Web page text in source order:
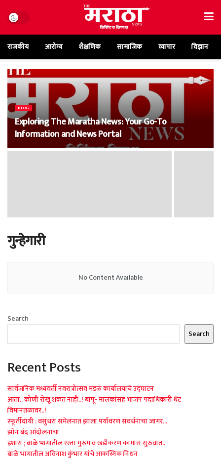
राजकीय आरोग्य शैक्षणिक सामाजिक व्यापार विज्ञान
BLOG
Exploring The Maratha News: Your Go-To
Information and News Portal
गुन्हेगारी
No Content Available
Search
Search
Recent Posts
सार्वजनिक मध्यवर्ती नवरात्रोत्सव मंडळ कार्यालयाचे उद्घाटन
आता.. कोणी रोखू शकत नाही..! बापू- मालकांसह भाजप पदाधिकारी थेट
विमानतळावर..!
स्फूर्तीदायी : वसुंधरा संमेलनात झाला पर्यावरण संवर्धनाचा जागर…
झोन बंद आंदोलनाचा
इशारा ; बाळे भागातील रस्ता मुरूम व खडीकरण कामास सुरुवात..
बाळे भागातील अविनाश कुंभार यांचे आकस्मिक निधन